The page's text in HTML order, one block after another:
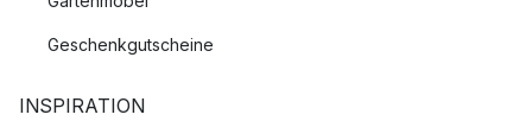
Geschenkgutscheine
INSPIRATION